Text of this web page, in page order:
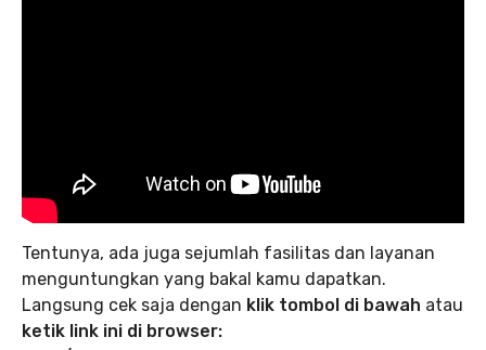
Tentunya, ada juga sejumlah fasilitas dan layanan
menguntungkan yang bakal kamu dapatkan.
Langsung cek saja dengan klik tombol di bawah atau
ketik link ini di browser: